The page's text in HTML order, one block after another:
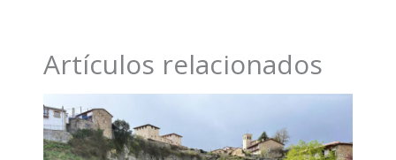
Artículos relacionados